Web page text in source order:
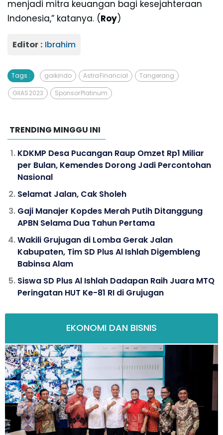
menjadi mitra keuangan bagi kesejahteraan
Indonesia,” katanya. (Roy)
Editor : Ibrahim
Tags : gaikindo Astra Financial Tangerang
GIIAS 2023 Sponsor Platinum
TRENDING MINGGU INI
KDKMP Desa Pucangan Raup Omzet Rp1 Miliar
per Bulan, Kemendes Dorong Jadi Percontohan
Nasional
Selamat Jalan, Cak Sholeh
Gaji Manajer Kopdes Merah Putih Ditanggung
APBN Selama Dua Tahun Pertama
Wakili Grujugan di Lomba Gerak Jalan
Kabupaten, Tim SD Plus Al Ishlah Digembleng
Babinsa Alam
Siswa SD Plus Al Ishlah Dadapan Raih Juara MTQ
Peringatan HUT Ke-81 RI di Grujugan
EKONOMI DAN BISNIS